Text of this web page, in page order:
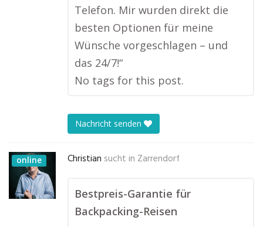
Telefon. Mir wurden direkt die
besten Optionen für meine
Wünsche vorgeschlagen – und
das 24/7!“
No tags for this post.
Nachricht senden
online Christian sucht in Zarrendorf
Bestpreis-Garantie für
Backpacking-Reisen